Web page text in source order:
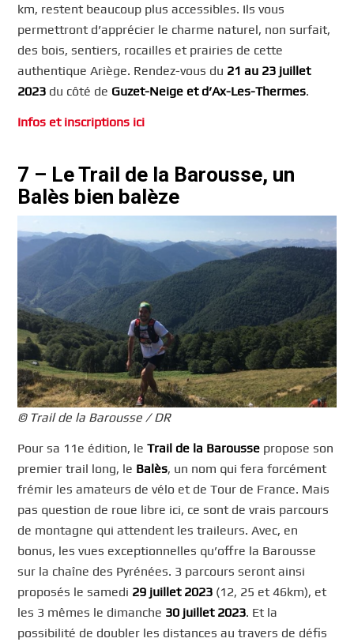
km, restent beaucoup plus accessibles. Ils vous
permettront d’apprécier le charme naturel, non surfait,
des bois, sentiers, rocailles et prairies de cette
authentique Ariège. Rendez-vous du 21 au 23 juillet
2023 du côté de Guzet-Neige et d’Ax-Les-Thermes.
Infos et inscriptions ici
7 – Le Trail de la Barousse, un
Balès bien balèze
© Trail de la Barousse / DR
Pour sa 11e édition, leTrail de la Barousse propose son
premier trail long, le Balès, un nom qui fera forcément
frémir les amateurs de vélo et de Tour de France. Mais
pas question de roue libre ici, ce sont de vrais parcours
de montagne qui attendent les traileurs. Avec, en
bonus, les vues exceptionnelles qu’offre la Barousse
sur la chaîne des Pyrénées. 3 parcours seront ainsi
proposés le samedi 29 juillet 2023 (12, 25 et 46km), et
les 3 mêmes le dimanche 30 juillet 2023. Et la
possibilité de doubler les distances au travers de défis